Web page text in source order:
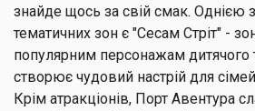
знайде щось за свій смак. Однією
тематичних зон є "Сесам Стріт" -
популярним персонажам дитячого
створює чудовий настрій для
Крім атракціонів, Порт Авентура